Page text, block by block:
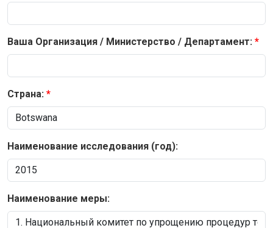
Ваша Организация / Министерство / Департамент:
Страна:
Наименование исследования (год):
Наименование меры: